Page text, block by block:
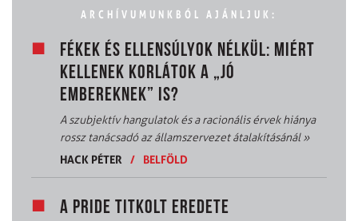
ARCHÍVUMUNKBÓL AJÁNLJUK:
FÉKEK ÉS ELLENSÚLYOK NÉLKÜL: MIÉRT
KELLENEK KORLÁTOK A „JÓ
EMBEREKNEK” IS?
A szubjektív hangulatok és a racionális érvek hiánya
rossz tanácsadó az államszervezet átalakításánál»
HACK PÉTER
/ BELFÖLD
A PRIDE TITKOLT EREDETE